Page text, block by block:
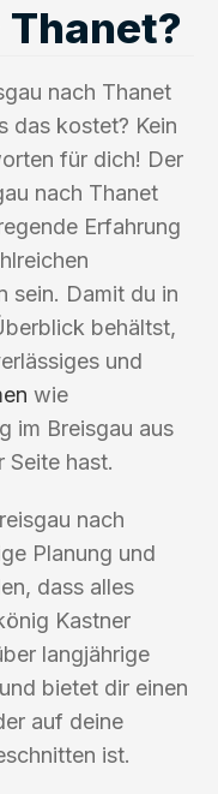
nach Thanet
das kostet? Kein
für dich! Der
nach Thanet
Erfahrung
sein. Damit du in
behältst,
und
wie
im Breisgau aus
Seite hast.
nach
Planung und
dass alles
Kastner
langjährige
bietet dir einen
auf deine
ist.